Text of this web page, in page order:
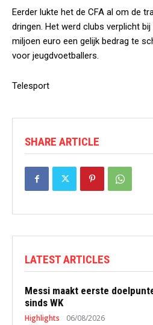
Eerder lukte het de CFA al om de
dringen. Het werd clubs verplicht
miljoen euro een gelijk bedrag te
voor jeugdvoetballers.
Telesport
SHARE ARTICLE
LATEST ARTICLES
Messi maakt eerste
sinds WK
Highlights 06/08/2026